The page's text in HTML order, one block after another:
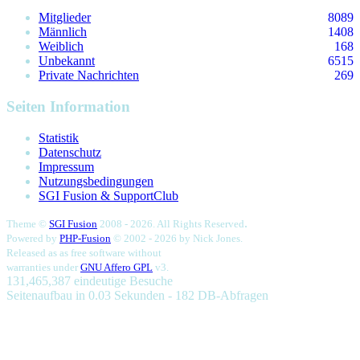
Mitglieder
8089
Männlich
1408
Weiblich
168
Unbekannt
6515
Private Nachrichten
269
Seiten Information
Statistik
Datenschutz
Impressum
Nutzungsbedingungen
SGI Fusion & SupportClub
Theme © SGI Fusion 2008 - 2026. All Rights Reserved.
Powered by PHP-Fusion © 2002 - 2026 by Nick Jones.
Released as as free software without
warranties under GNU Affero GPL v3.
131,465,387 eindeutige Besuche
Seitenaufbau in 0.03 Sekunden - 182 DB-Abfragen